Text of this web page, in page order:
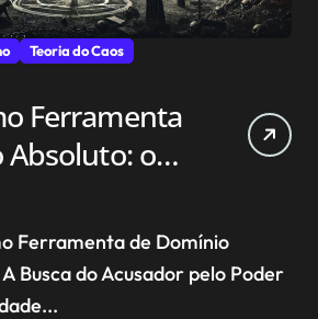
Teoria do Caos
Ferramenta
o
a Busca por
Ferramenta de Domínio
Busca do Acusador pelo Poder